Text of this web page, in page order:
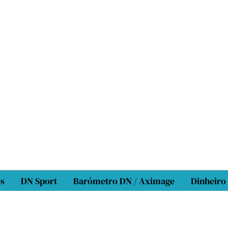
DN Sport Barómetro DN / Aximage Dinheiro